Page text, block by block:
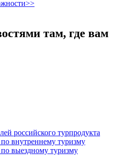
там, где вам
российского турпродукта
внутреннему туризму
выездному туризму